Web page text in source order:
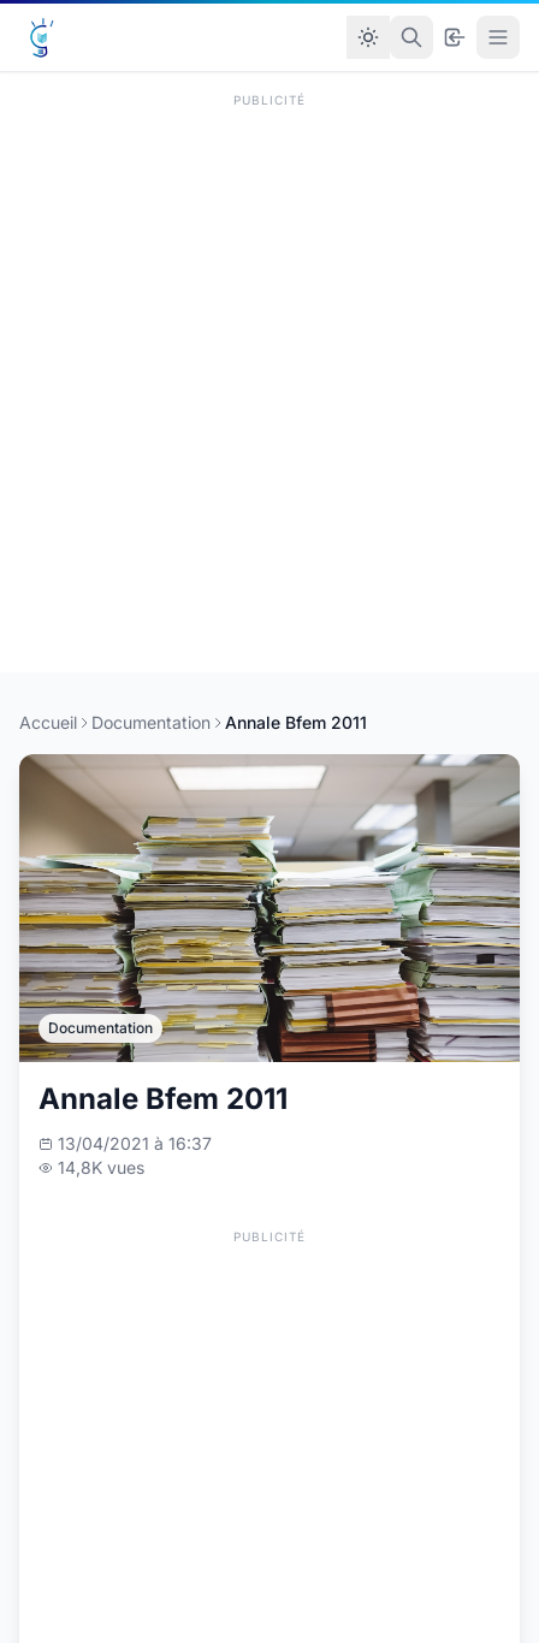
PUBLICITÉ
Accueil Documentation Annale Bfem 2011
Documentation
Annale Bfem 2011
13/04/2021 à 16:37
14,8K vues
PUBLICITÉ